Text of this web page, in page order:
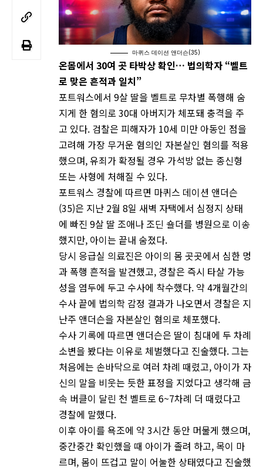
마퀴스 데이션 앤더슨(35)
온몸에서 30여 곳 타박상 확인… 법의학자 “벨트
로 맞은 흔적과 일치”
포트워스에서 9살 딸을 벨트로 무차별 폭행해 숨
지게 한 혐의로 30대 아버지가 체포돼 충격을 주
고 있다. 검찰은 피해자가 10세 미만 아동인 점을
고려해 가장 무거운 혐의인 자본살인 혐의를 적용
했으며, 유죄가 확정될 경우 가석방 없는 종신형
또는 사형에 처해질 수 있다.
포트워스 경찰에 따르면 마퀴스 데이션 앤더슨
(35)은 지난 2월 8일 새벽 자택에서 심정지 상태
에 빠진 9살 딸 조애나 조딘 숄더를 병원으로 이송
했지만, 아이는 끝내 숨졌다.
당시 응급실 의료진은 아이의 몸 곳곳에서 심한 멍
과 폭행 흔적을 발견했고, 경찰은 즉시 타살 가능
성을 염두에 두고 수사에 착수했다. 약 4개월간의
수사 끝에 법의학 감정 결과가 나오면서 경찰은 지
난주 앤더슨을 자본살인 혐의로 체포했다.
수사 기록에 따르면 앤더슨은 딸이 침대에 두 차례
소변을 봤다는 이유로 체벌했다고 진술했다. 그는
처음에는 손바닥으로 여러 차례 때렸고, 아이가 자
신의 말을 비웃는 듯한 표정을 지었다고 생각해 금
속 버클이 달린 천 벨트로 6~7차례 더 때렸다고
경찰에 말했다.
이후 아이를 욕조에 약 3시간 동안 머물게 했으며,
중간중간 확인했을 때 아이가 졸려 하고, 목이 마
르며, 몸이 뜨겁고 말이 어눌한 상태였다고 진술했